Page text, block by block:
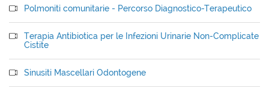
Polmoniti comunitarie - Percorso Diagnostico-Terapeutico
Terapia Antibiotica per le Infezioni Urinarie Non-Complicate
Cistite
Sinusiti Mascellari Odontogene